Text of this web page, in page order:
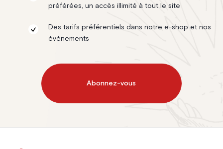
préférées, un accès illimité à tout le site
Des tarifs préférentiels dans notre e-shop et nos
événements
Abonnez-vous